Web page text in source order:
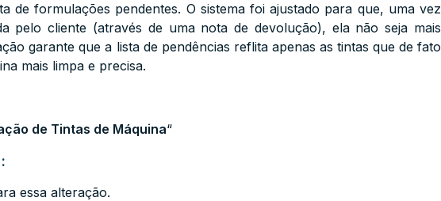
de formulações pendentes. O sistema foi ajustado para que, uma vez
pelo cliente (através de uma nota de devolução), ela não seja mais
garante que a lista de pendências reflita apenas as tintas que de fato
mais limpa e precisa.
de Tintas de Máquina“
essa alteração.